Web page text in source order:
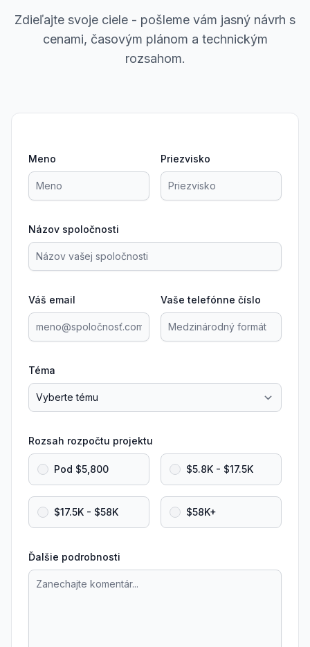
Zdieľajte svoje ciele - pošleme vám jasný návrh s
cenami, časovým plánom a technickým
rozsahom.
Meno Priezvisko
Názov spoločnosti
Váš email Vaše telefónne číslo
Téma
Rozsah rozpočtu projektu
Pod $5,800 $5.8K - $17.5K
$17.5K - $58K $58K+
Ďalšie podrobnosti